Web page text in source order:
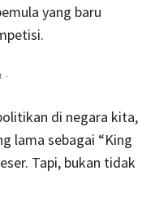
yang baru
-
di negara kita,
lama sebagai “King
Tapi, bukan tidak